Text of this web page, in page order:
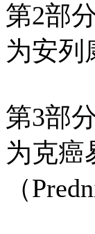
第2部
为安列
第3部
为克癌
（